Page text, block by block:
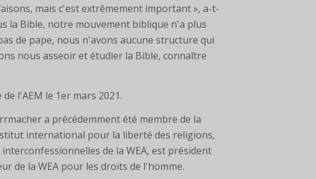
mais c'est extrêmement important », a-t-
la Bible, notre mouvement biblique n'a plus
de pape, nous n'avons aucune structure qui
nous asseoir et étudier la Bible, connaître
l'AEM le 1er mars 2021.
a précédemment été membre de la
international pour la liberté des religions,
de la WEA, est président
de la WEA pour les droits de l'homme.